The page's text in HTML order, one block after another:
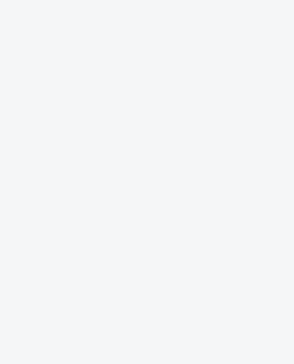
des points de retraite ( dont la valeur
revalorisée ) qui viendront s’ajouter à
Pour les salariés du privé elle est
(association pour le régime
l’ensemble des salariés (cadres et
l’AGIRC (association générale des
Pour les travailleurs non salariés
professions libérales ) le régime de
complémentaire est géré par une
régime social des indépendants ou
complémentaire du RSI garantit
retraite complémentaire des salariés